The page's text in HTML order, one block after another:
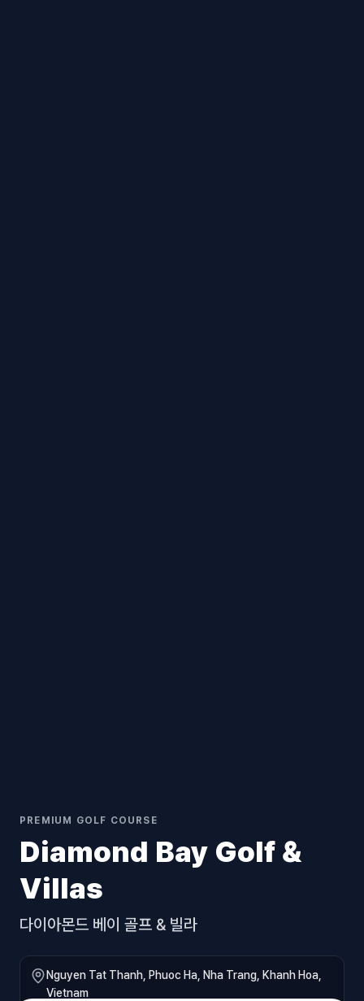
PREMIUM GOLF COURSE
Diamond Bay Golf &
Villas
다이아몬드 베이 골프 & 빌라
Nguyen Tat Thanh, Phuoc Ha, Nha Trang, Khanh Hoa,
Vietnam